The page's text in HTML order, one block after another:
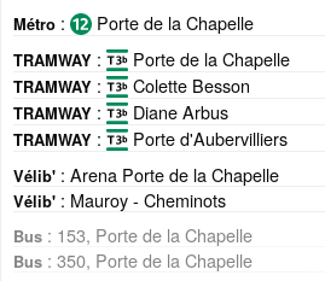
Métro : Porte de la Chapelle
TRAMWAY : Porte de la Chapelle
TRAMWAY : Colette Besson
TRAMWAY : Diane Arbus
TRAMWAY : Porte d'Aubervilliers
Vélib' : Arena Porte de la Chapelle
Vélib' : Mauroy - Cheminots
Bus : 153, Porte de la Chapelle
Bus : 350, Porte de la Chapelle